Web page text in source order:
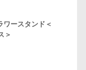
ワースタンド＜
＞